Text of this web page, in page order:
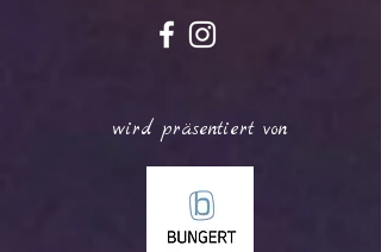
wird präsentiert von